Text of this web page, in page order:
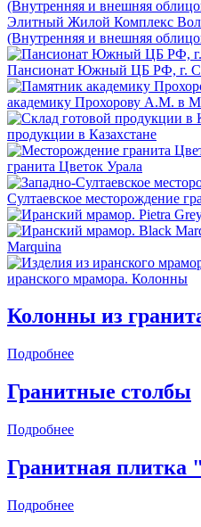
Элитный Жилой Комплекс
(Внутренняя и внешняя
Пансионат Южный ЦБ РФ, г.
академику Прохорову А.М. в
продукции в Казахстане
гранита Цветок Урала
Султаевское месторождение
Marquina
иранского мрамора. Колонны
Колонны из
Подробнее
Гранитные столбы
Подробнее
Гранитная плитка
Подробнее